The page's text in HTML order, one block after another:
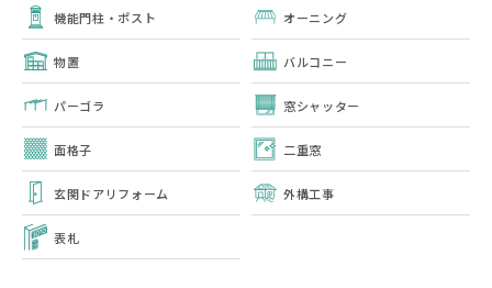
機能門柱・ポスト オーニング
物置 バルコニー
パーゴラ 窓シャッター
面格子 二重窓
玄関ドアリフォーム 外構工事
表札